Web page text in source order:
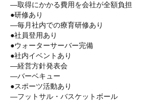
―取得にかかる費用を会社が全額負担
●研修あり
―毎月社内での療育研修あり
●社員登用あり
●ウォーターサーバー完備
●社内イベントあり
―経営方針発表会
―バーベキュー
●スポーツ活動あり
―フットサル・バスケットボール